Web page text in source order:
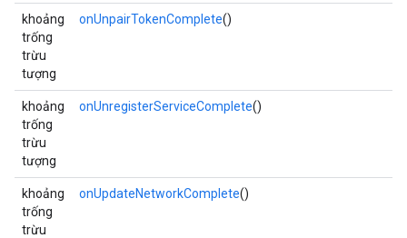
khoảng
trống
trừu
tượng
onUnpairTokenComplete()
khoảng
trống
trừu
tượng
onUnregisterServiceComplete()
khoảng
trống
trừu
onUpdateNetworkComplete()